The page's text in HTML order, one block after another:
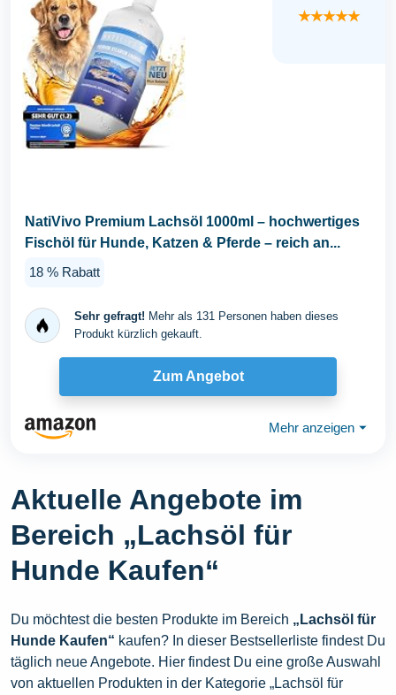
★★★★★
NatiVivo Premium Lachsöl 1000ml – hochwertiges
Fischöl für Hunde, Katzen & Pferde – reich an...
18 % Rabatt
Sehr gefragt! Mehr als 131 Personen haben dieses
Produkt kürzlich gekauft.
Zum Angebot
Mehr anzeigen ⏷
Aktuelle Angebote im
Bereich „Lachsöl für
Hunde Kaufen“
Du möchtest die besten Produkte im Bereich „Lachsöl für
Hunde Kaufen“ kaufen? In dieser Bestsellerliste findest Du
täglich neue Angebote. Hier findest Du eine große Auswahl
von aktuellen Produkten in der Kategorie „Lachsöl für